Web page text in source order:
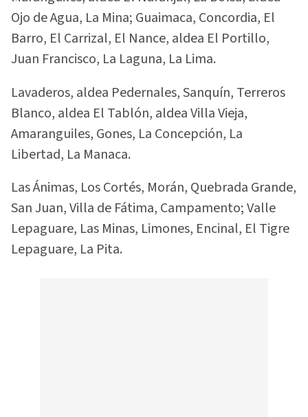
Ojo de Agua, La Mina; Guaimaca, Concordia, El
Barro, El Carrizal, El Nance, aldea El Portillo,
Juan Francisco, La Laguna, La Lima.
Lavaderos, aldea Pedernales, Sanquín, Terreros
Blanco, aldea El Tablón, aldea Villa Vieja,
Amaranguiles, Gones, La Concepción, La
Libertad, La Manaca.
Las Ánimas, Los Cortés, Morán, Quebrada Grande,
San Juan, Villa de Fátima, Campamento; Valle
Lepaguare, Las Minas, Limones, Encinal, El Tigre
Lepaguare, La Pita.